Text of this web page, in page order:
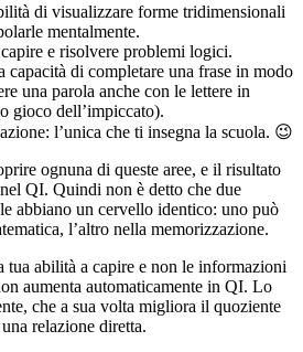
di visualizzare forme tridimensionali
mentalmente.
e risolvere problemi logici.
di completare una frase in modo
una parola anche con le lettere in
gioco dell’impiccato).
l’unica che ti insegna la scuola. 😉
ognuna di queste aree, e il risultato
QI. Quindi non è detto che due
abbiano un cervello identico: uno può
l’altro nella memorizzazione.
tua abilità a capire e non le informazioni
aumenta automaticamente in QI. Lo
che a sua volta migliora il quoziente
relazione diretta.